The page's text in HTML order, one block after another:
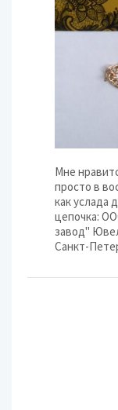
Мне
просто в
как услада
цепочка:
завод"
Санкт-